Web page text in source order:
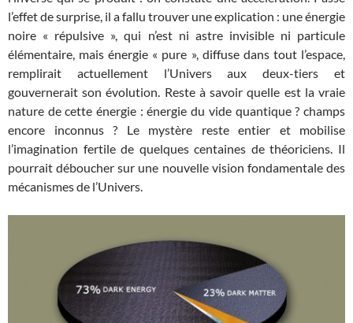
l’effet de surprise, il a fallu trouver une explication : une énergie
noire « répulsive », qui n’est ni astre invisible ni particule
élémentaire, mais énergie « pure », diffuse dans tout l’espace,
remplirait actuellement l’Univers aux deux-tiers et
gouvernerait son évolution. Reste à savoir quelle est la vraie
nature de cette énergie : énergie du vide quantique ? champs
encore inconnus ? Le mystère reste entier et mobilise
l’imagination fertile de quelques centaines de théoriciens. Il
pourrait déboucher sur une nouvelle vision fondamentale des
mécanismes de l’Univers.